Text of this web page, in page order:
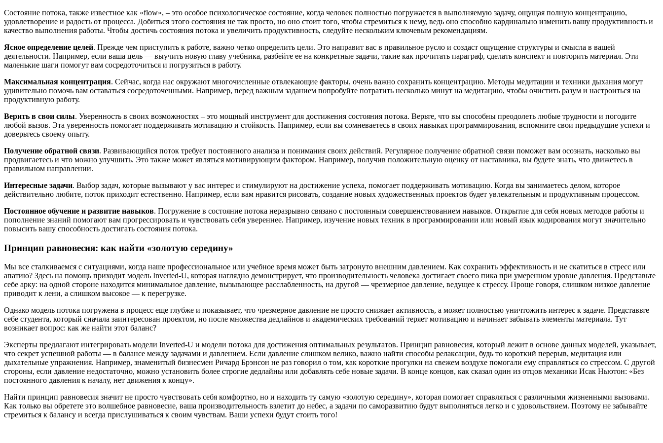
Состояние потока, также известное как «flow», – это особое психологическое состояние, когда человек полностью погружается в выполняемую задачу, ощущая полную концентрацию,
удовлетворение и радость от процесса. Добиться этого состояния не так просто, но оно стоит того, чтобы стремиться к нему, ведь оно способно кардинально изменить вашу продуктивность и
качество выполнения работы. Чтобы достичь состояния потока и увеличить продуктивность, следуйте нескольким ключевым рекомендациям.
Ясное определение целей. Прежде чем приступить к работе, важно четко определить цели. Это направит вас в правильное русло и создаст ощущение структуры и смысла в вашей
деятельности. Например, если ваша цель — выучить новую главу учебника, разбейте ее на конкретные задачи, такие как прочитать параграф, сделать конспект и повторить материал. Эти
маленькие шаги помогут вам сосредоточиться и погрузиться в работу.
Максимальная концентрация. Сейчас, когда нас окружают многочисленные отвлекающие факторы, очень важно сохранить концентрацию. Методы медитации и техники дыхания могут
удивительно помочь вам оставаться сосредоточенными. Например, перед важным заданием попробуйте потратить несколько минут на медитацию, чтобы очистить разум и настроиться на
продуктивную работу.
Верить в свои силы. Уверенность в своих возможностях – это мощный инструмент для достижения состояния потока. Верьте, что вы способны преодолеть любые трудности и погодите
любой вызов. Эта уверенность помогает поддерживать мотивацию и стойкость. Например, если вы сомневаетесь в своих навыках программирования, вспомните свои предыдущие успехи и
доверьтесь своему опыту.
Получение обратной связи. Развивающийся поток требует постоянного анализа и понимания своих действий. Регулярное получение обратной связи поможет вам осознать, насколько вы
продвигаетесь и что можно улучшить. Это также может являться мотивирующим фактором. Например, получив положительную оценку от наставника, вы будете знать, что движетесь в
правильном направлении.
Интересные задачи. Выбор задач, которые вызывают у вас интерес и стимулируют на достижение успеха, помогает поддерживать мотивацию. Когда вы занимаетесь делом, которое
действительно любите, поток приходит естественно. Например, если вам нравится рисовать, создание новых художественных проектов будет увлекательным и продуктивным процессом.
Постоянное обучение и развитие навыков. Погружение в состояние потока неразрывно связано с постоянным совершенствованием навыков. Открытие для себя новых методов работы и
пополнение знаний помогают вам прогрессировать и чувствовать себя увереннее. Например, изучение новых техник в программировании или новый язык кодирования могут значительно
повысить вашу способность достигать состояния потока.
Принцип равновесия: как найти «золотую середину»
Мы все сталкиваемся с ситуациями, когда наше профессиональное или учебное время может быть затронуто внешним давлением. Как сохранить эффективность и не скатиться в стресс или
апатию? Здесь на помощь приходит модель Inverted-U, которая наглядно демонстрирует, что производительность человека достигает своего пика при умеренном уровне давления. Представьте
себе арку: на одной стороне находится минимальное давление, вызывающее расслабленность, на другой — чрезмерное давление, ведущее к стрессу. Проще говоря, слишком низкое давление
приводит к лени, а слишком высокое — к перегрузке.
Однако модель потока погружена в процесс еще глубже и показывает, что чрезмерное давление не просто снижает активность, а может полностью уничтожить интерес к задаче. Представьте
себе студента, который сначала заинтересован проектом, но после множества дедлайнов и академических требований теряет мотивацию и начинает забывать элементы материала. Тут
возникает вопрос: как же найти этот баланс?
Эксперты предлагают интегрировать модели Inverted-U и модели потока для достижения оптимальных результатов. Принцип равновесия, который лежит в основе данных моделей, указывает,
что секрет успешной работы — в балансе между задачами и давлением. Если давление слишком велико, важно найти способы релаксации, будь то короткий перерыв, медитация или
дыхательные упражнения. Например, знаменитый бизнесмен Ричард Брэнсон не раз говорил о том, как короткие прогулки на свежем воздухе помогали ему справляться со стрессом. С другой
стороны, если давление недостаточно, можно установить более строгие дедлайны или добавлять себе новые задачи. В конце концов, как сказал один из отцов механики Исак Ньютон: «Без
постоянного давления к началу, нет движения к концу».
Найти принцип равновесия значит не просто чувствовать себя комфортно, но и находить ту самую «золотую середину», которая помогает справляться с различными жизненными вызовами.
Как только вы обретете это волшебное равновесие, ваша производительность взлетит до небес, а задачи по саморазвитию будут выполняться легко и с удовольствием. Поэтому не забывайте
стремиться к балансу и всегда прислушиваться к своим чувствам. Ваши успехи будут стоить того!